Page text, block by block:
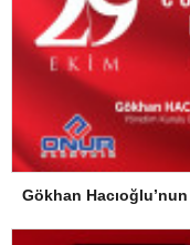
Gökhan